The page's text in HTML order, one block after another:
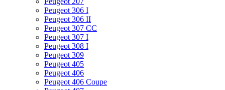
Peugeot 306 I
Peugeot 306 II
Peugeot 307 CC
Peugeot 307 I
Peugeot 308 I
Peugeot 309
Peugeot 405
Peugeot 406
Peugeot 406 Coupe